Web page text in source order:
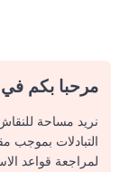
مرحبا بكم في
نريد مساحة
التبادلات بموجب
لمراجعة قواعد